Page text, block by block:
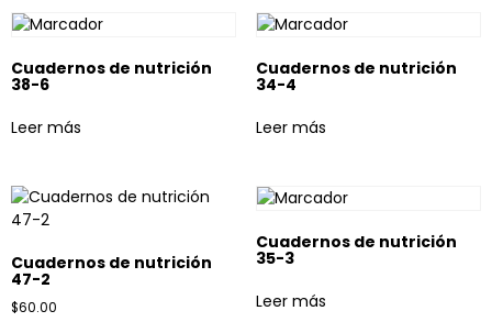
Cuadernos de nutrición
38-6
Leer más
Cuadernos de nutrición
34-4
Leer más
Cuadernos de nutrición
47-2
$60.00
Cuadernos de nutrición
35-3
Leer más